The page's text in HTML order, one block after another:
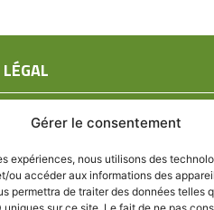
Gérer le consentement
expériences, nous utilisons des
ou accéder aux informations des
permettra de traiter des données telles
LÉGAL
Mentions légales
Politique de confidentialité
Politique de cookies (UE)